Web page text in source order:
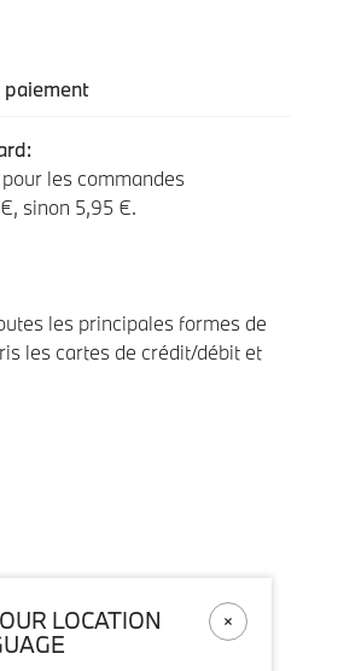
les commandes
sinon 5,95 €.
les principales formes de
les cartes de crédit/débit et
LOCATION